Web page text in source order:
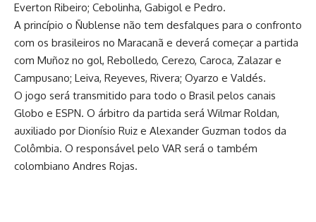
Everton Ribeiro; Cebolinha, Gabigol e Pedro.
A princípio o Ñublense não tem desfalques para o confronto
com os brasileiros no Maracanã e deverá começar a partida
com Muñoz no gol, Rebolledo, Cerezo, Caroca, Zalazar e
Campusano; Leiva, Reyeves, Rivera; Oyarzo e Valdés.
O jogo será transmitido para todo o Brasil pelos canais
Globo e ESPN. O árbitro da partida será Wilmar Roldan,
auxiliado por Dionísio Ruiz e Alexander Guzman todos da
Colômbia. O responsável pelo VAR será o também
colombiano Andres Rojas.